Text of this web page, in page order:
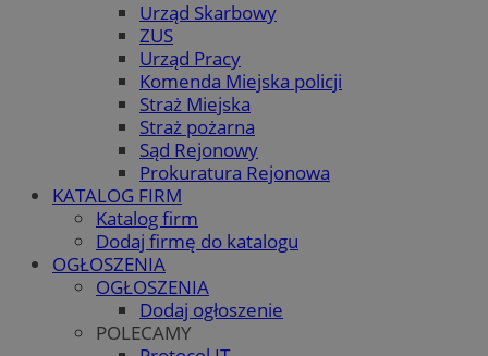
Urząd Skarbowy
ZUS
Urząd Pracy
Komenda Miejska policji
Straż Miejska
Straż pożarna
Sąd Rejonowy
Prokuratura Rejonowa
KATALOG FIRM
Katalog firm
Dodaj firmę do katalogu
OGŁOSZENIA
OGŁOSZENIA
Dodaj ogłoszenie
POLECAMY